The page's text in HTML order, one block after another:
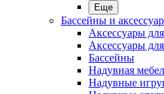
Еще
Бассейны и
Аксессуары
Аксессуары
Бассейны
Надувная
Надувные